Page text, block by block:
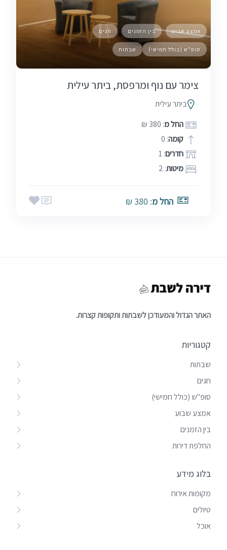
אמצע שבוע בין הזמנים חגים
סופ"ש (כולל חמישי) שבתות
צימר עם נוף ומרפסת, ביתר עילית
ביתר עילית
החל מ: 380 ₪
קומה: 0
חדרים: 1
מיטות: 2
החל מ: 380 ₪
האתר הגדול והמעודכן לשבתות ותקופות קצרות.
קטגוריות
שבתות
חגים
סופ"ש (כולל חמישי)
אמצע שבוע
בין הזמנים
החלפת דירות
בלוג מידע
מקומות אירוח
טיולים
אוכל